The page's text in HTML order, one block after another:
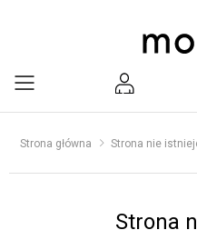
Menu
Strona główna Strona nie
Strona